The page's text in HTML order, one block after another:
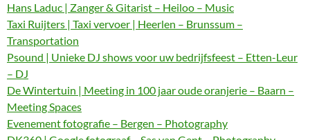
Hans Laduc | Zanger & Gitarist – Heiloo – Music
Taxi Ruijters | Taxi vervoer | Heerlen – Brunssum –
Transportation
Psound | Unieke DJ shows voor uw bedrijfsfeest – Etten-Leur
– DJ
De Wintertuin | Meeting in 100 jaar oude oranjerie – Baarn –
Meeting Spaces
Evenement fotografie – Bergen – Photography